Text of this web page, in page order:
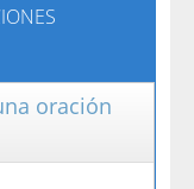
oración